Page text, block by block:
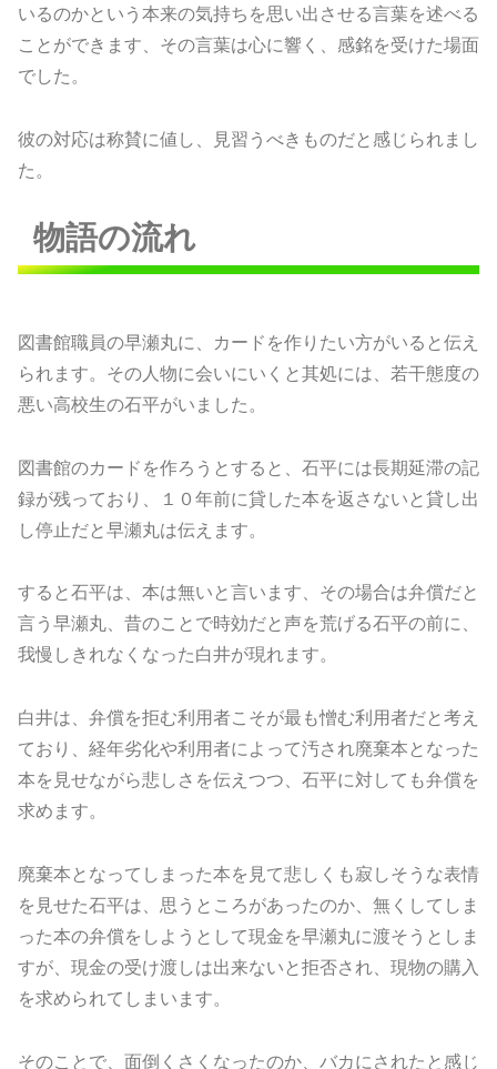
いるのかという本来の気持ちを思い出させる言葉を述べる
ことができます、その言葉は心に響く、感銘を受けた場面
でした。
彼の対応は称賛に値し、見習うべきものだと感じられまし
た。
物語の流れ
図書館職員の早瀬丸に、カードを作りたい方がいると伝え
られます。その人物に会いにいくと其処には、若干態度の
悪い高校生の石平がいました。
図書館のカードを作ろうとすると、石平には長期延滞の記
録が残っており、１０年前に貸した本を返さないと貸し出
し停止だと早瀬丸は伝えます。
すると石平は、本は無いと言います、その場合は弁償だと
言う早瀬丸、昔のことで時効だと声を荒げる石平の前に、
我慢しきれなくなった白井が現れます。
白井は、弁償を拒む利用者こそが最も憎む利用者だと考え
ており、経年劣化や利用者によって汚され廃棄本となった
本を見せながら悲しさを伝えつつ、石平に対しても弁償を
求めます。
廃棄本となってしまった本を見て悲しくも寂しそうな表情
を見せた石平は、思うところがあったのか、無くしてしま
った本の弁償をしようとして現金を早瀬丸に渡そうとしま
すが、現金の受け渡しは出来ないと拒否され、現物の購入
を求められてしまいます。
そのことで、面倒くさくなったのか、バカにされたと感じ